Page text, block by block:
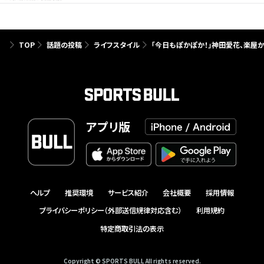
TOP 話題の投稿 ライフスタイル 「今日もぽかぽか！」神田愛花、楽
アプリ版
ヘルプ 推奨環境 サービス紹介 会社概要
採用情報
プライバシーポリシー（外部送信規律対応含む）
利用規約
特定商取引法の表示
Copyright © SPORTS BULL All rights reserved.